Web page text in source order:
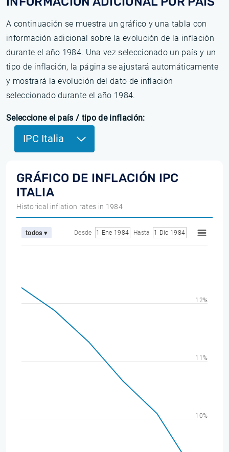
A continuación se muestra un gráfico y una tabla con
información adicional sobre la evolución de la inflación
durante el año 1984. Una vez seleccionado un país y un
tipo de inflación, la página se ajustará automáticamente
y mostrará la evolución del dato de inflación
seleccionado durante el año 1984.
Seleccione el país / tipo de inflación:
IPC Italia
GRÁFICO DE INFLACIÓN IPC
ITALIA
Historical inflation rates in 1984
todos ▾ Desde 1 Ene 1984 Hasta 1 Dic 1984
10%
11%
12%